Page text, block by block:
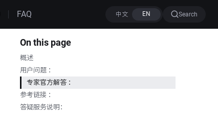
FAQ Search
On this page
概述
用户问题 ：
专家官方解答 ：
参考链接 ：
答疑服务说明：